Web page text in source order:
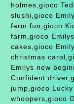
holmes,gioco
slushi,gioco
farm fun,gioco
farm,gioco
cakes,gioco
christmas
Emilys new
Confident
jump,gioco
whoopers,gioco